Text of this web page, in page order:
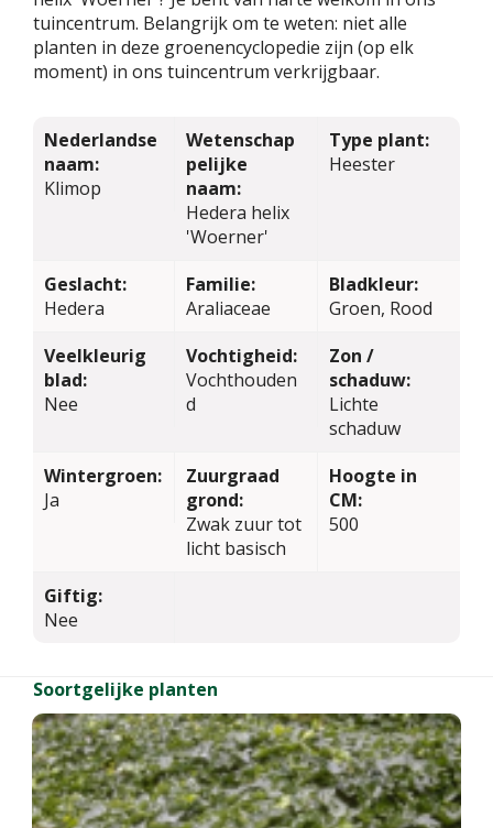
tuincentrum. Belangrijk om te weten: niet alle
planten in deze groenencyclopedie zijn (op elk
moment) in ons tuincentrum verkrijgbaar.
Nederlandse
naam:
Klimop
Wetenschap
pelijke
naam:
Hedera helix
'Woerner'
Type plant:
Heester
Geslacht:
Hedera
Familie:
Araliaceae
Bladkleur:
Groen, Rood
Veelkleurig
blad:
Nee
Vochtigheid:
Vochthouden
d
Zon /
schaduw:
Lichte
schaduw
Wintergroen:
Ja
Zuurgraad
grond:
Zwak zuur tot
licht basisch
Hoogte in
CM:
500
Giftig:
Nee
Soortgelijke planten